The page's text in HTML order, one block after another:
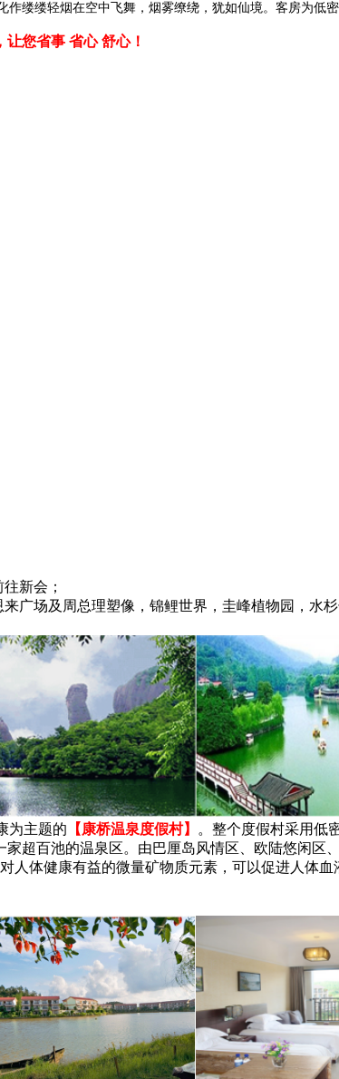
缕缕轻烟在空中飞舞，烟雾缭绕，犹如仙境。客房为低
您省事 省心 舒心！
新会；
来广场及周总理塑像，锦鲤世界，圭峰植物园，水
为主题的 【康桥温泉度假村】
。整个度假村采用低
超百池的温泉区。由巴厘岛风情区、欧陆悠闲
人体健康有益的微量矿物质元素，可以促进人体